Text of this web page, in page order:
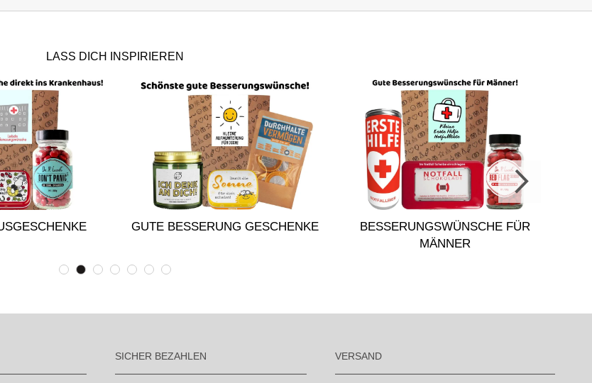
LASS DICH INSPIRIEREN
GUTE BESSERUNG GESCHENKE
BESSERUNGSWÜNSCHE FÜR
MÄNNER
SICHER BEZAHLEN VERSAND